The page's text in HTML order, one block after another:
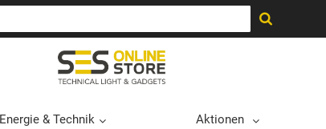
Energie & Technik Aktionen